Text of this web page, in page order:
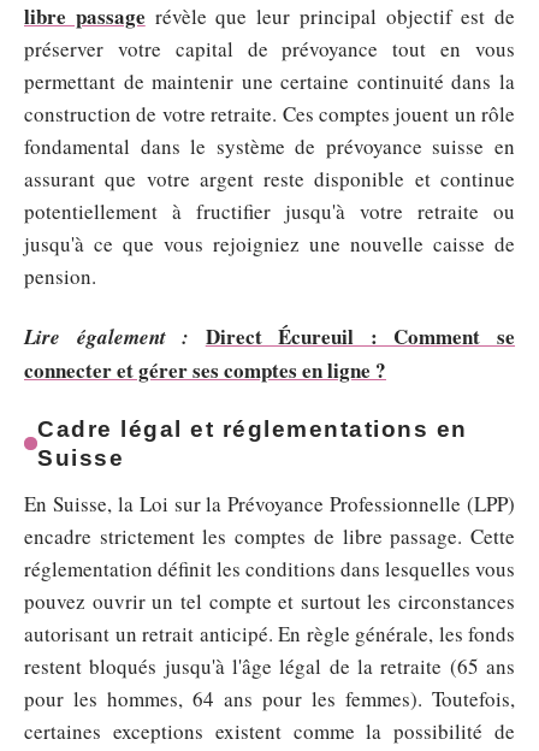
libre passage révèle que leur principal objectif est de
préserver votre capital de prévoyance tout en vous
permettant de maintenir une certaine continuité dans la
construction de votre retraite. Ces comptes jouent un rôle
fondamental dans le système de prévoyance suisse en
assurant que votre argent reste disponible et continue
potentiellement à fructifier jusqu'à votre retraite ou
jusqu'à ce que vous rejoigniez une nouvelle caisse de
pension.
Lire également :
Direct Écureuil : Comment se
connecter et gérer ses comptes en ligne ?
Cadre légal et réglementations en
Suisse
En Suisse, la Loi sur la Prévoyance Professionnelle (LPP)
encadre strictement les comptes de libre passage. Cette
réglementation définit les conditions dans lesquelles vous
pouvez ouvrir un tel compte et surtout les circonstances
autorisant un retrait anticipé. En règle générale, les fonds
restent bloqués jusqu'à l'âge légal de la retraite (65 ans
pour les hommes, 64 ans pour les femmes). Toutefois,
certaines exceptions existent comme la possibilité de